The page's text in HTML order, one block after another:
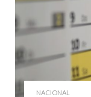
NACIONAL